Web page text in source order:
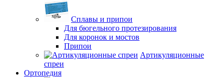
Сплавы и припои
Для бюгельного протезирования
Для коронок и мостов
Припои
Артикуляционные
спреи
Ортопедия